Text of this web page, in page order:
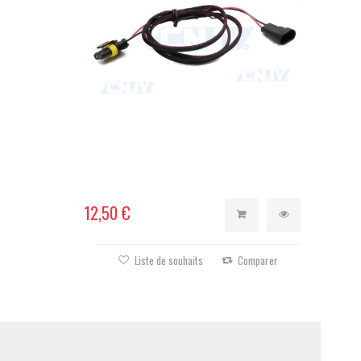
12,50 €
Liste de souhaits Comparer